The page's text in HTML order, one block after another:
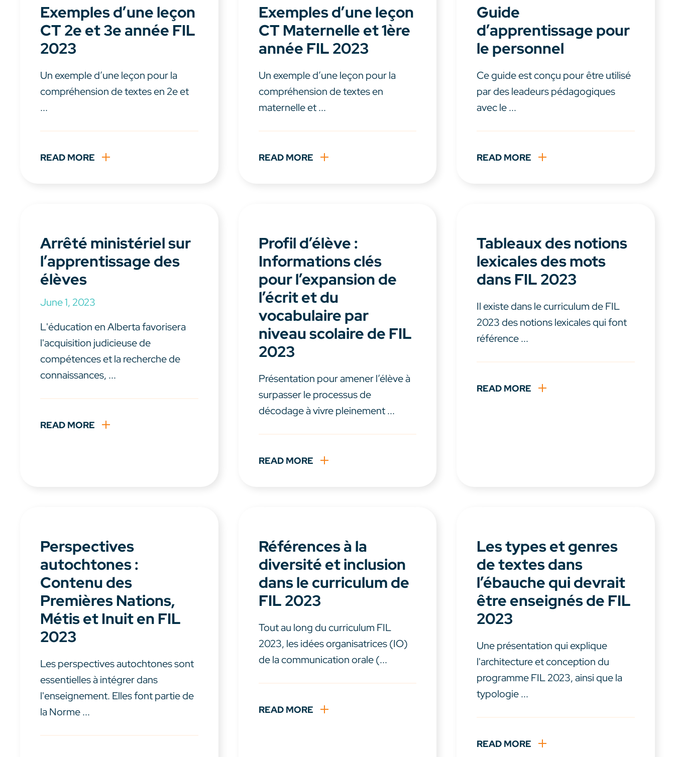
Exemples d’une leçon
CT 2e et 3e année FIL
2023
Un exemple d’une leçon pour la
compréhension de textes en 2e et
...
READ MORE
Exemples d’une leçon
CT Maternelle et 1ère
année FIL 2023
Un exemple d’une leçon pour la
compréhension de textes en
maternelle et ...
READ MORE
Guide
d’apprentissage pour
le personnel
Ce guide est conçu pour être utilisé
par des leadeurs pédagogiques
avec le ...
READ MORE
Arrêté ministériel sur
l’apprentissage des
élèves
June 1, 2023
L'éducation en Alberta favorisera
l'acquisition judicieuse de
compétences et la recherche de
connaissances, ...
READ MORE
Profil d’élève :
Informations clés
pour l’expansion de
l’écrit et du
vocabulaire par
niveau scolaire de FIL
2023
Présentation pour amener l’élève à
surpasser le processus de
décodage à vivre pleinement ...
READ MORE
Tableaux des notions
lexicales des mots
dans FIL 2023
Il existe dans le curriculum de FIL
2023 des notions lexicales qui font
référence ...
READ MORE
Perspectives
autochtones :
Contenu des
Premières Nations,
Métis et Inuit en FIL
2023
Les perspectives autochtones sont
essentielles à intégrer dans
l'enseignement. Elles font partie de
la Norme ...
Références à la
diversité et inclusion
dans le curriculum de
FIL 2023
Tout au long du curriculum FIL
2023, les idées organisatrices (IO)
de la communication orale (...
READ MORE
Les types et genres
de textes dans
l’ébauche qui devrait
être enseignés de FIL
2023
Une présentation qui explique
l'architecture et conception du
programme FIL 2023, ainsi que la
typologie ...
READ MORE